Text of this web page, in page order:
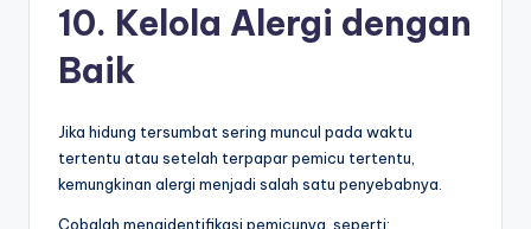
10. Kelola Alergi dengan
Baik
Jika hidung tersumbat sering muncul pada waktu
tertentu atau setelah terpapar pemicu tertentu,
kemungkinan alergi menjadi salah satu penyebabnya.
Cobalah mengidentifikasi pemicunya, seperti: